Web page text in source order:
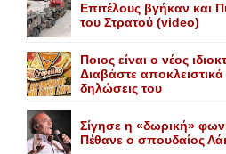
Επιτέλους βγήκαν και
του Στρατού (video)
Ποιος είναι ο νέος
Διαβάστε
δηλώσεις του
Σίγησε η «δωρική»
Πέθανε o σπουδαίος